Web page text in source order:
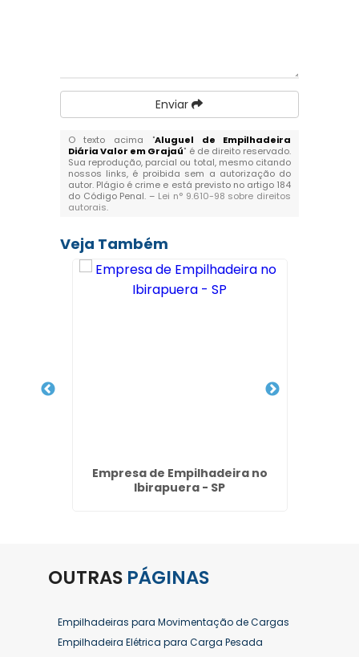
Enviar
O texto acima "Aluguel de Empilhadeira
Diária Valor em Grajaú" é de direito reservado.
Sua reprodução, parcial ou total, mesmo citando
nossos links, é proibida sem a autorização do
autor. Plágio é crime e está previsto no artigo 184
do Código Penal. – Lei n° 9.610-98 sobre direitos
autorais.
Veja Também
Empresa de Empilhadeira no
Ibirapuera - SP
OUTRAS PÁGINAS
Empilhadeiras para Movimentação de Cargas
Empilhadeira Elétrica para Carga Pesada